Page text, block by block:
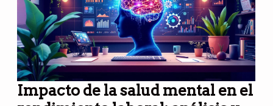
Impacto de la salud mental en el